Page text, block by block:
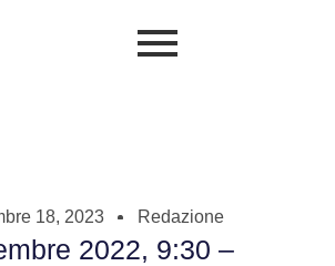
18, 2023 Redazione
2022, 9:30 –